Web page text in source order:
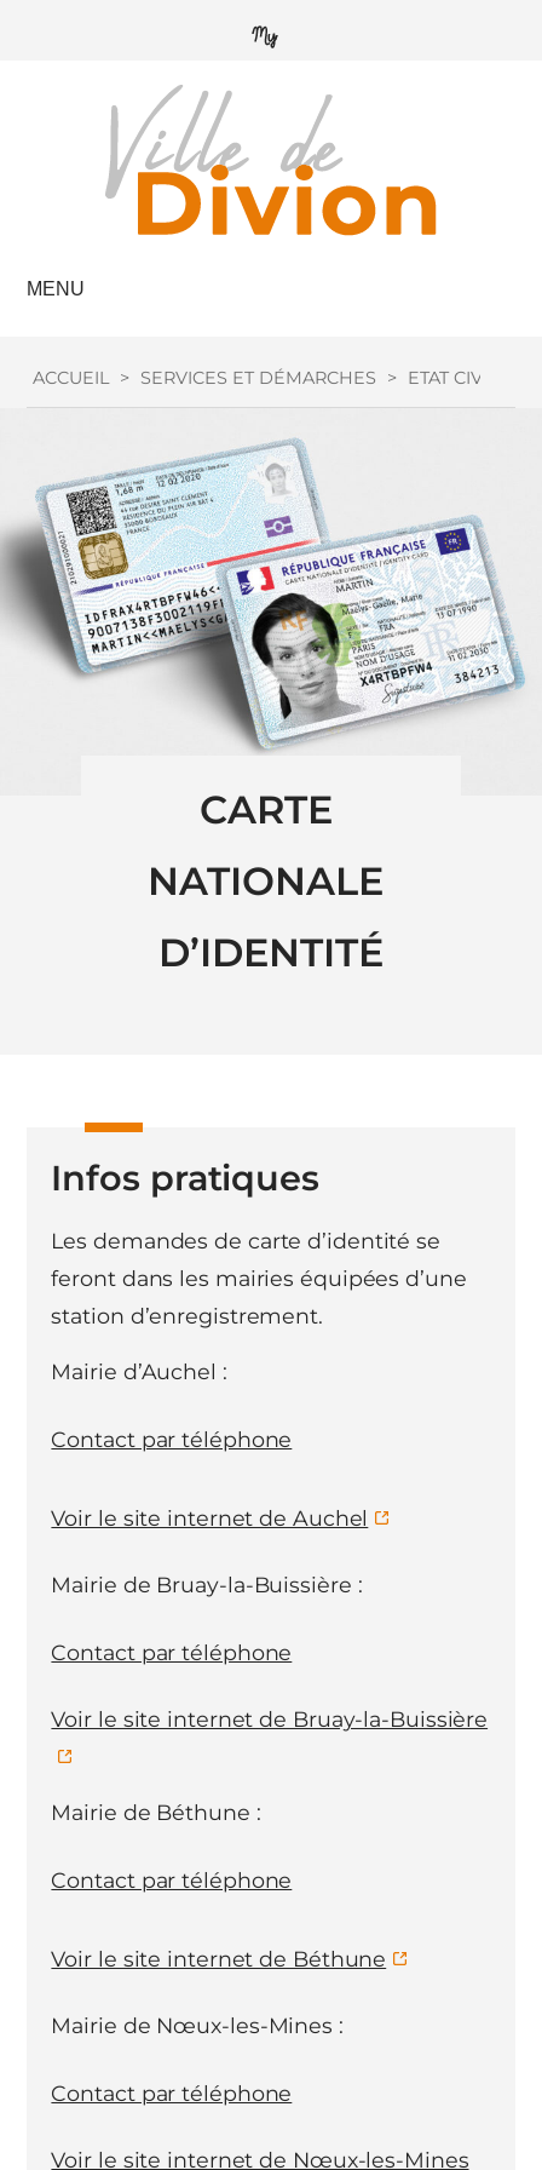
MENU
ACCUEIL > SERVICES ET DÉMARCHES > ETAT CIVIL
CARTE
NATIONALE
D’IDENTITÉ
Infos pratiques
Les demandes de carte d’identité se
feront dans les mairies équipées d’une
station d’enregistrement.
Mairie d’Auchel :
Contact par téléphone
Voir le site internet de Auchel
Mairie de Bruay-la-Buissière :
Contact par téléphone
Voir le site internet de Bruay-la-Buissière
Mairie de Béthune :
Contact par téléphone
Voir le site internet de Béthune
Mairie de Nœux-les-Mines :
Contact par téléphone
Voir le site internet de Nœux-les-Mines